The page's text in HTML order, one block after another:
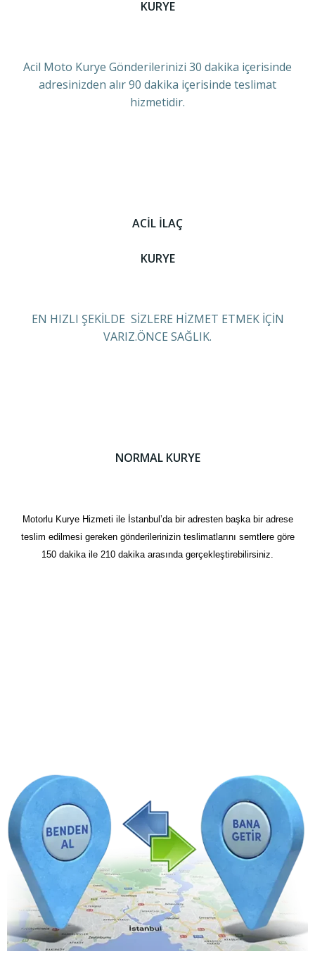
KURYE
Acil Moto Kurye Gönderilerinizi 30 dakika içerisinde
adresinizden alır 90 dakika içerisinde teslimat
hizmetidir.
ACİL İLAÇ
KURYE
EN HIZLI ŞEKİLDE SİZLERE HİZMET ETMEK İÇİN
VARIZ.ÖNCE SAĞLIK.
NORMAL KURYE
Motorlu Kurye Hizmeti ile İstanbul’da bir adresten başka bir adrese
teslim edilmesi gereken gönderilerinizin teslimatlarını semtlere göre
150 dakika ile 210 dakika arasında gerçekleştirebilirsiniz.